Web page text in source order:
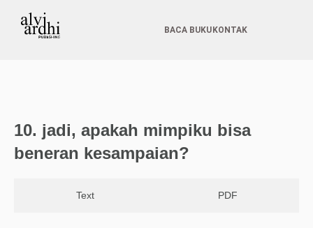
BACA BUKU KONTAK
10. jadi, apakah mimpiku bisa
beneran kesampaian?
Text PDF